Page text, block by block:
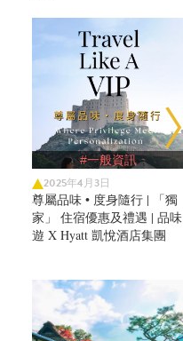
#一般資訊
2025年4月3日
尊屬品味 • 度身隨行 | 「獨
家」 住宿優惠及禮遇 | 品味
遊 X Hyatt 凱悅酒店集團